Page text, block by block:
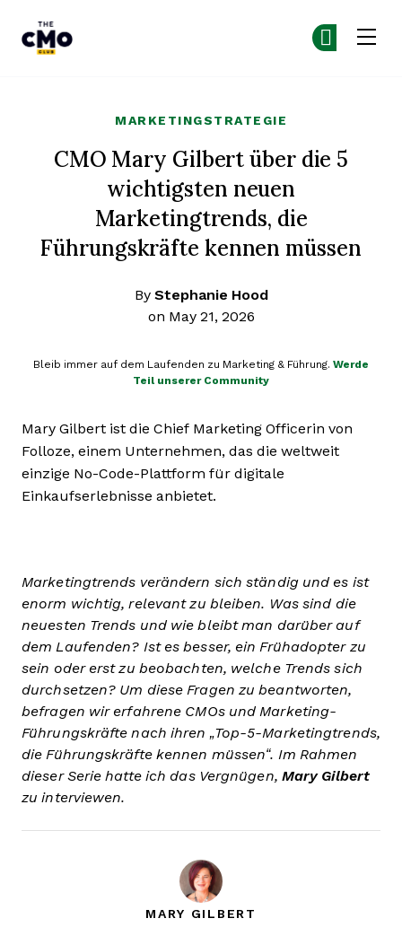
MARKETINGSTRATEGIE
CMO Mary Gilbert über die 5
wichtigsten neuen
Marketingtrends, die
Führungskräfte kennen müssen
By Stephanie Hood
on May 21, 2026
Bleib immer auf dem Laufenden zu Marketing & Führung. Werde
Teil unserer Community
Mary Gilbert ist die Chief Marketing Officerin von
Folloze, einem Unternehmen, das die weltweit
einzige No-Code-Plattform für digitale
Einkaufserlebnisse anbietet.
Marketingtrends verändern sich ständig und es ist
enorm wichtig, relevant zu bleiben. Was sind die
neuesten Trends und wie bleibt man darüber auf
dem Laufenden? Ist es besser, ein Frühadopter zu
sein oder erst zu beobachten, welche Trends sich
durchsetzen? Um diese Fragen zu beantworten,
befragen wir erfahrene CMOs und Marketing-
Führungskräfte nach ihren „Top-5-Marketingtrends,
die Führungskräfte kennen müssen“. Im Rahmen
dieser Serie hatte ich das Vergnügen, Mary Gilbert
zu interviewen.
MARY GILBERT